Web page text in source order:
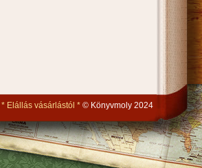
Elállás vásárlástól © Könyvmoly 2024